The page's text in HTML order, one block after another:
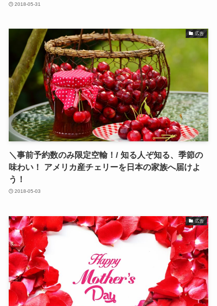
2018-05-31
広告
＼事前予約数のみ限定空輸！/ 知る人ぞ知る、季節の
味わい！ アメリカ産チェリーを日本の家族へ届けよ
う！
2018-05-03
広告